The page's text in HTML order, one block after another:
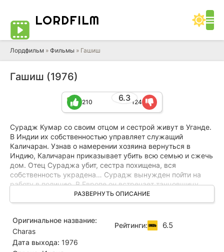
LORDFILM
Лордфильм » Фильмы » Гашиш
Гашиш (1976)
6.3
210 124
Сурадж Кумар со своим отцом и сестрой живут в Уганде.
В Индии их собственностью управляет служащий
Каличаран. Узнав о намерении хозяина вернуться в
Индию, Каличаран приказывает убить всю семью и сжечь
дом. Отец Сураджа убит, сестра похищена, вся
собственность украдена… Сурадж вынужден пойти на
работу в полицию. В Европе он встречает танцовщицу
Судху, которую Каличаран шантажом заставляет
заниматься контрабандой. Теперь Сурадж должен найти
контрабанды наркотиков и отомстить...
РАЗВЕРНУТЬ ОПИСАНИЕ
Оригинальное название:
Charas
Дата выхода: 1976
Рейтинги: 6.5